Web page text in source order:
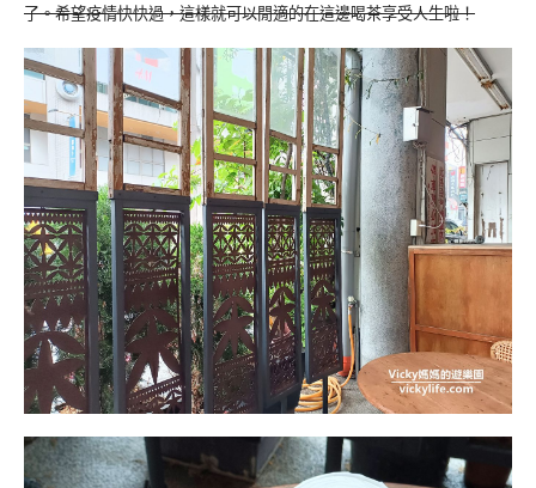
了。希望疫情快快過，這樣就可以閒適的在這邊喝茶享受人生啦！